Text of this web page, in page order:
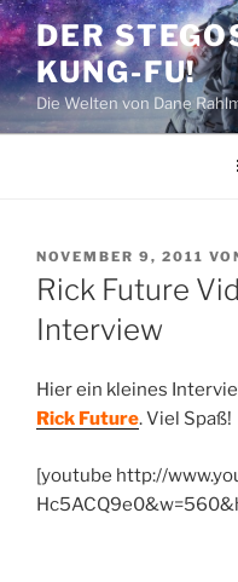
Zum
Inhalt
springen
DER
KUNG-FU!
Die Welten von Dane
VERÖFFENTLICHT
AM
NOVEMBER 9, 2011
Rick Future
Interview
Hier ein kleines
Rick Future. Viel Spaß!
[youtube http://